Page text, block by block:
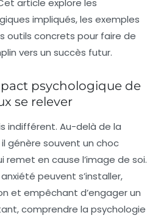
article explore les
impliqués, les exemples
outils concrets pour faire de
vers un succès futur.
psychologique de
se relever
indifférent. Au-delà de la
génère souvent un choc
en cause l’image de soi.
peuvent s’installer,
et empêchant d’engager un
comprendre la psychologie